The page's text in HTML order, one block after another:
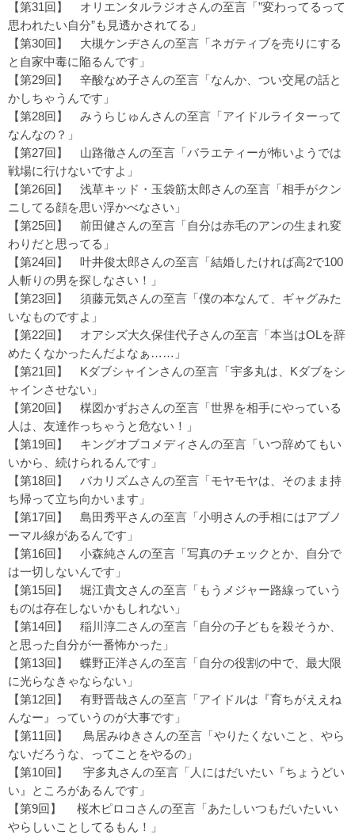
【第31回】 オリエンタルラジオさんの至言「”変わってるって
思われたい自分”も見透かされてる」
【第30回】 大槻ケンヂさんの至言「ネガティブを売りにする
と自家中毒に陥るんです」
【第29回】 辛酸なめ子さんの至言「なんか、つい交尾の話と
かしちゃうんです」
【第28回】 みうらじゅんさんの至言「アイドルライターって
なんなの？」
【第27回】 山路徹さんの至言「バラエティーが怖いようでは
戦場に行けないですよ」
【第26回】 浅草キッド・玉袋筋太郎さんの至言「相手がクン
ニしてる顔を思い浮かべなさい」
【第25回】 前田健さんの至言「自分は赤毛のアンの生まれ変
わりだと思ってる」
【第24回】 叶井俊太郎さんの至言「結婚したければ高2で100
人斬りの男を探しなさい！」
【第23回】 須藤元気さんの至言「僕の本なんて、ギャグみた
いなものですよ」
【第22回】 オアシズ大久保佳代子さんの至言「本当はOLを辞
めたくなかったんだよなぁ……」
【第21回】
Kダブシャインさんの至言「宇多丸は、Kダブをシ
ャインさせない」
【第20回】 楳図かずおさんの至言「世界を相手にやっている
人は、友達作っちゃうと危ない！」
【第19回】 キングオブコメディさんの至言「いつ辞めてもい
いから、続けられるんです」
【第18回】 バカリズムさんの至言「モヤモヤは、そのまま持
ち帰って立ち向かいます」
【第17回】 島田秀平さんの至言「小明さんの手相にはアブノ
ーマル線があるんです」
【第16回】 小森純さんの至言「写真のチェックとか、自分で
は一切しないんです」
【第15回】 堀江貴文さんの至言「もうメジャー路線っていう
ものは存在しないかもしれない」
【第14回】 稲川淳二さんの至言「自分の子どもを殺そうか、
と思った自分が一番怖かった」
【第13回】 蝶野正洋さんの至言「自分の役割の中で、最大限
に光らなきゃならない」
【第12回】 有野晋哉さんの至言「アイドルは『育ちがええね
んなー』っていうのが大事です」
【第11回】
鳥居みゆきさんの至言「やりたくないこと、やら
ないだろうな、ってことをやるの」
【第10回】
宇多丸さんの至言「人にはだいたい『ちょうどい
い』ところがあるんです」
【第9回】
桜木ピロコさんの至言「あたしいつもだいたいい
やらしいことしてるもん！」